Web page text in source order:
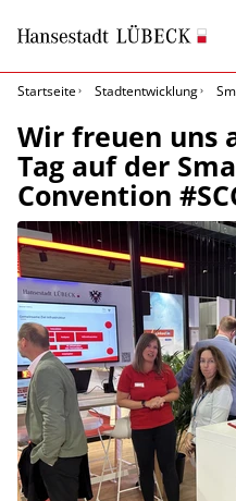
Startseite
Stadtentwicklung
Wir freuen uns
Tag auf der
Convention